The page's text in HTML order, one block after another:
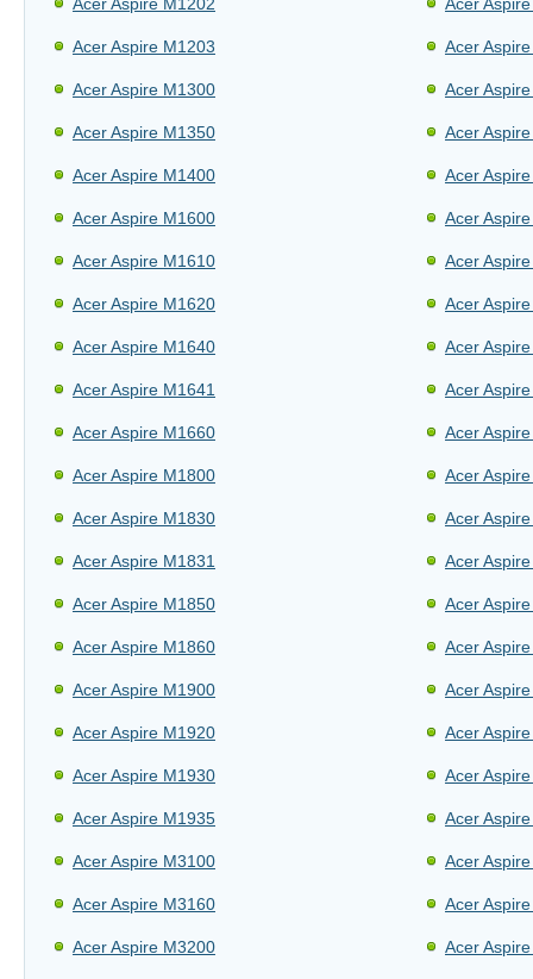
Acer Aspire M1203
Acer Aspire M1300
Acer Aspire M1350
Acer Aspire M1400
Acer Aspire M1600
Acer Aspire M1610
Acer Aspire M1620
Acer Aspire M1640
Acer Aspire M1641
Acer Aspire M1660
Acer Aspire M1800
Acer Aspire M1830
Acer Aspire M1831
Acer Aspire M1850
Acer Aspire M1860
Acer Aspire M1900
Acer Aspire M1920
Acer Aspire M1930
Acer Aspire M1935
Acer Aspire M3100
Acer Aspire M3160
Acer Aspire M3200
Acer
Acer
Acer
Acer
Acer
Acer
Acer
Acer
Acer
Acer
Acer
Acer
Acer
Acer
Acer
Acer
Acer
Acer
Acer
Acer
Acer
Acer